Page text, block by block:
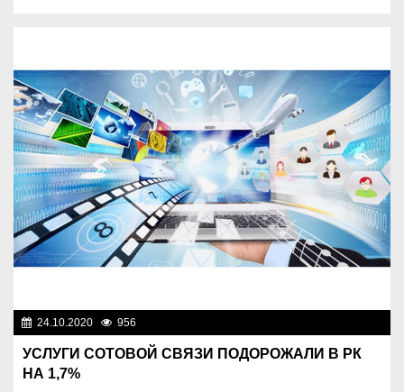
24.10.2020 956
УСЛУГИ СОТОВОЙ СВЯЗИ ПОДОРОЖАЛИ В РК
НА 1,7%